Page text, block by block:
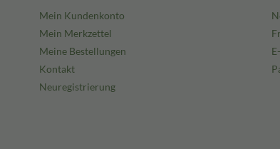
Mein Kundenkonto
Mein Merkzettel
Meine Bestellungen
Kontakt
Neuregistrierung